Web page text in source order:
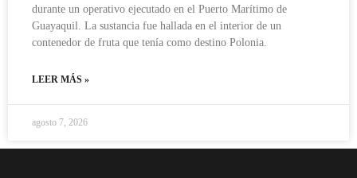
durante un operativo ejecutado en el Puerto Marítimo de
Guayaquil. La sustancia fue hallada en el interior de un
contenedor de fruta que tenía como destino Polonia.
LEER MÁS »
agosto 7, 2026